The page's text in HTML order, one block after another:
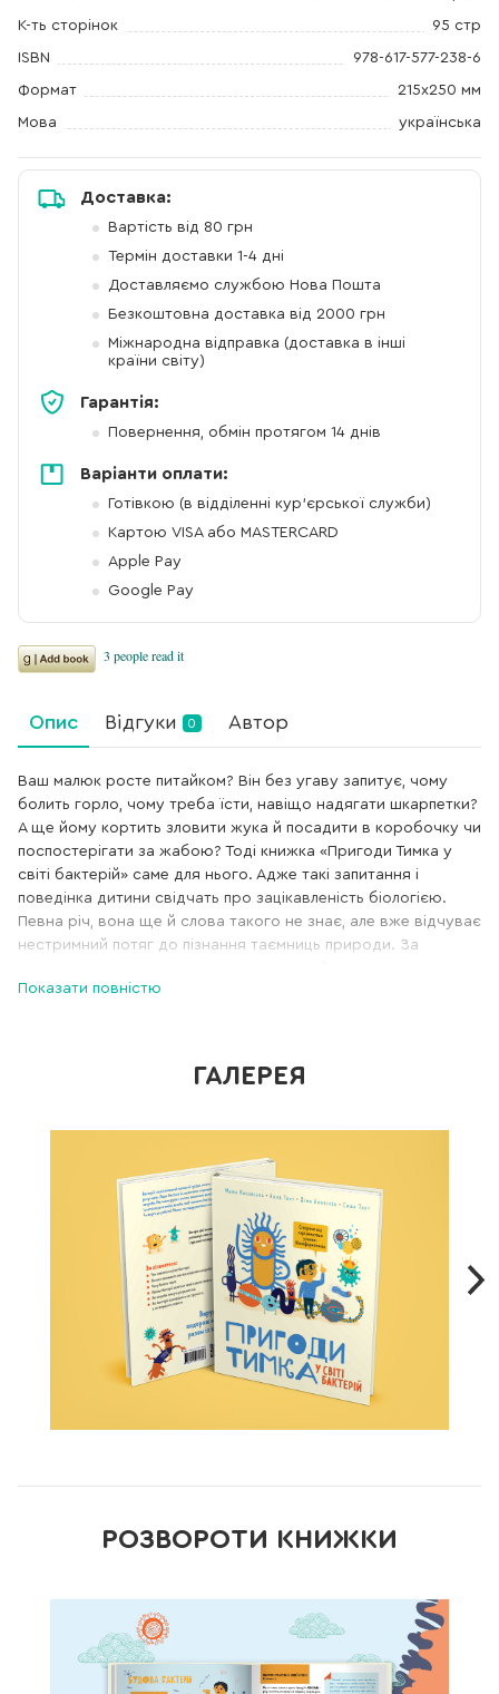
К-ть сторінок 95 стр
ISBN 978-617-577-238-6
Формат 215х250 мм
Мова українська
Доставка:
Вартість від 80 грн
Термін доставки 1-4 дні
Доставляємо службою Нова Пошта
Безкоштовна доставка від 2000 грн
Міжнародна відправка (доставка в інші
країни світу)
Гарантія:
Повернення, обмін протягом 14 днів
Варіанти оплати:
Готівкою (в відділенні кур'єрської служби)
Картою VISA або MASTERCARD
Apple Pay
Google Pay
Опис Відгуки 0 Автор
Ваш малюк росте питайком? Він без угаву запитує, чому
болить горло, чому треба їсти, навіщо надягати шкарпетки?
А ще йому кортить зловити жука й посадити в коробочку чи
поспостерігати за жабою? Тоді книжка «Пригоди Тимка у
світі бактерій» саме для нього. Адже такі запитання і
поведінка дитини свідчать про зацікавленість біологією.
Певна річ, вона ще й слова такого не знає, але вже відчуває
нестримний потяг до пізнання таємниць природи. За
бактерій, знайде відповіді на згадані вище запитання і
У книжці розповідають про факти, гіпотези, дослідження,
Зрозуміти, про що йдеться, дитині допоможуть яскраві
малюнки, а також герої книжки: Тимко, його тато й мама і...
доброзичливий бактероїд. Щоб дитина могла відпочити,
час від часу пропонують провести експеримент і, так би
мовити, відчути себе дослідником.
У підготовці цього видання брали участь справжні вчені-
біоінформатики, тому всі досліди дібрані з розумом —
кожний науковець теж колись був дитиною і добре
пам’ятає, які «відкриття» мали в дитинстві ефект «БУМ».
Поруч із дитиною не нудьгуватимуть і батьки. Наприклад,
мамам буде цікаво дізнатися, які бактерії відповідають за
стрункість або навіщо потрібне щеплення.
Показати повністю
ГАЛЕРЕЯ
РОЗВОРОТИ КНИЖКИ